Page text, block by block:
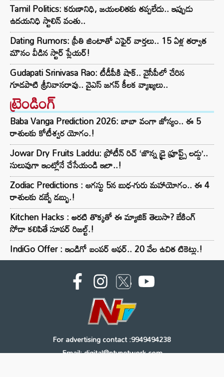
Tamil Politics: కరుణానిధి, జయలలితకు తప్పలేదు.. ఇప్పుడు
ఉదయనిధి స్టాలిన్ వంతు..
Dating Rumors: ప్రీతి జింటాతో ఎఫైర్ వార్తలు.. 15 ఏళ్ల తర్వాత
మౌనం వీడిన స్టార్ ప్లేయర్!
Gudapati Srinivasa Rao: టీడీపీకి షాక్‌.. వైసీపీలో చేరిన
గూడపాటి శ్రీనివాసరావు.. వైఎస్‌ జగన్‌ కీలక వ్యాఖ్యలు..
ట్రెండింగ్‌
Baba Vanga Prediction 2026: బాబా వంగా జోస్యం.. ఈ 5
రాశులకు కోటీశ్వర యోగం.!
Jowar Dry Fruits Laddu: ప్రోటీన్ రిచ్ ‘జొన్న డ్రై ఫ్రూప్ట్స్ లడ్డు’..
సులువుగా ఇంట్లోనే చేసేయండి ఇలా..!
Zodiac Predictions : ఆగస్టు 5న బుధ-గురు మహాయోగం.. ఈ 4
రాశులకు డబ్బే డబ్బు.!
Kitchen Hacks : అరటి తొక్కతో ఈ మ్యాజిక్ తెలుసా? బేకింగ్
సోడా కలిపితే సూపర్ రిజల్ట్.!
IndiGo Offer : ఇండిగో బంపర్ ఆఫర్.. 20 వేల ఉచిత టికెట్లు.!
For advertising contact :9949494238
Email: digital@ntvnetwork.com